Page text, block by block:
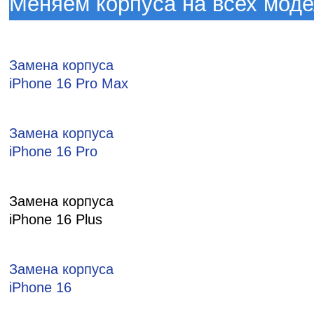
Замена корпуса
iPhone 16 Pro Max
Замена корпуса
iPhone 16 Pro
Замена корпуса
iPhone 16 Plus
Замена корпуса
iPhone 16